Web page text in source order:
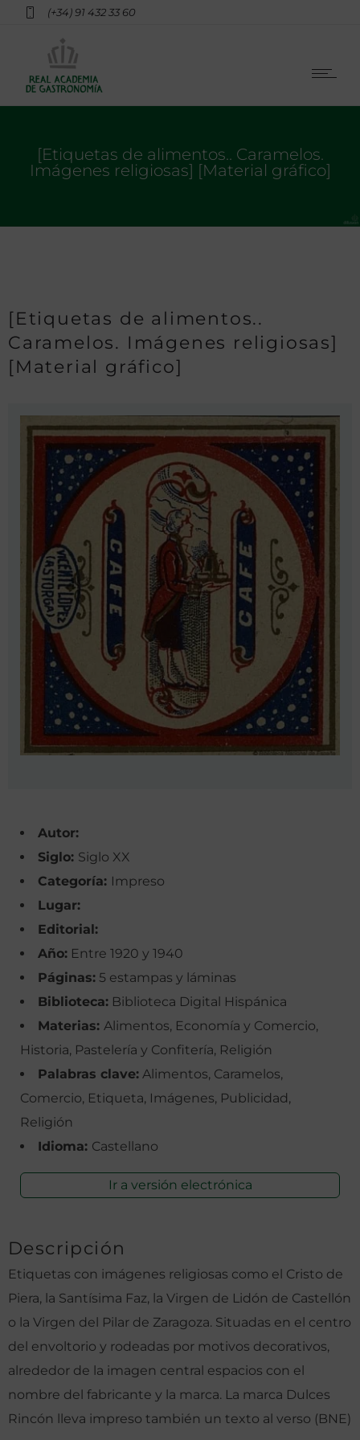
(+34) 91 432 33 60
[Etiquetas de alimentos.. Caramelos.
Imágenes religiosas] [Material gráfico]
[Etiquetas de alimentos..
Caramelos. Imágenes religiosas]
[Material gráfico]
Autor:
Siglo: Siglo XX
Categoría: Impreso
Lugar:
Editorial:
Año: Entre 1920 y 1940
Páginas: 5 estampas y láminas
Biblioteca: Biblioteca Digital Hispánica
Materias: Alimentos, Economía y Comercio,
Historia, Pastelería y Confitería, Religión
Palabras clave: Alimentos, Caramelos,
Comercio, Etiqueta, Imágenes, Publicidad,
Religión
Idioma: Castellano
Ir a versión electrónica
Descripción
Etiquetas con imágenes religiosas como el Cristo de
Piera, la Santísima Faz, la Virgen de Lidón de Castellón
o la Virgen del Pilar de Zaragoza. Situadas en el centro
del envoltorio y rodeadas por motivos decorativos,
alrededor de la imagen central espacios con el
nombre del fabricante y la marca. La marca Dulces
Rincón lleva impreso también un texto al verso (BNE)